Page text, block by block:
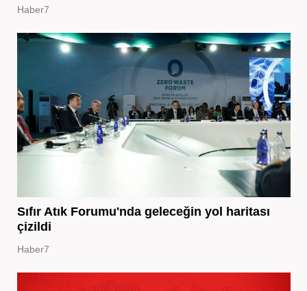
Haber7
Sıfır Atık Forumu'nda geleceğin yol haritası
çizildi
Haber7